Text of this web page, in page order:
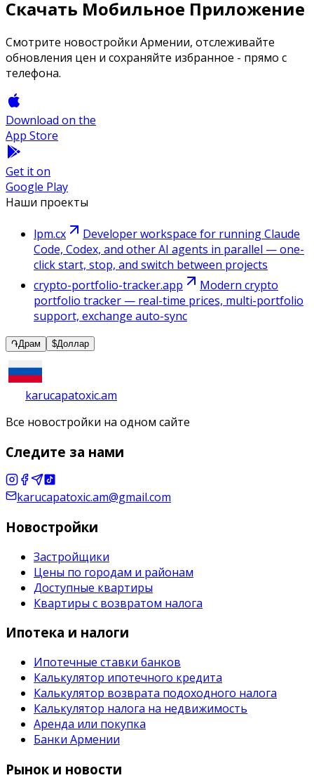
Скачать Мобильное Приложение
Смотрите новостройки Армении, отслеживайте
обновления цен и сохраняйте избранное - прямо с
телефона.
Download on the
App Store
Get it on
Google Play
Наши проекты
lpm.cx
Developer workspace for running Claude
Code, Codex, and other AI agents in parallel — one-
click start, stop, and switch between projects
crypto-portfolio-tracker.app
Modern crypto
portfolio tracker — real-time prices, multi-portfolio
support, exchange auto-sync
֏Драм $Доллар
karucapatoxic.am
Все новостройки на одном сайте
Следите за нами
karucapatoxic.am@gmail.com
Новостройки
Застройщики
Цены по городам и районам
Доступные квартиры
Квартиры с возвратом налога
Ипотека и налоги
Ипотечные ставки банков
Калькулятор ипотечного кредита
Калькулятор возврата подоходного налога
Калькулятор налога на недвижимость
Аренда или покупка
Банки Армении
Рынок и новости